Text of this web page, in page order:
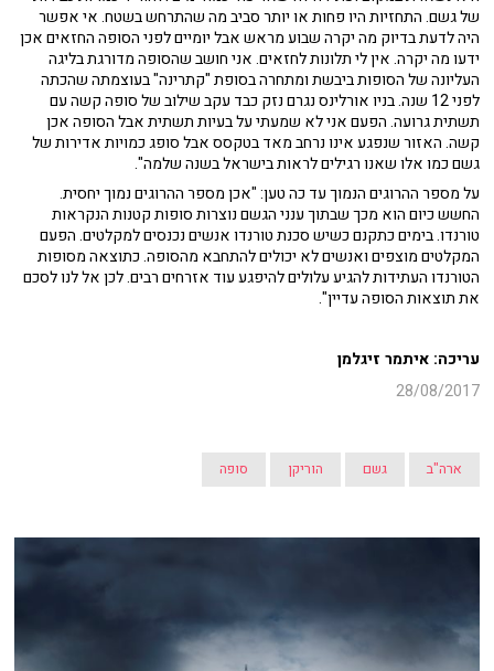
של גשם. התחזיות היו פחות או יותר סביב מה שהתרחש בשטח. אי אפשר
היה לדעת בדיוק מה יקרה שבוע מראש אבל יומיים לפני הסופה החזאים אכן
ידעו מה יקרה. אין לי תלונות לחזאים. אני חושב שהסופה מדורגת בליגה
העליונה של הסופות ביבשת ומתחרה בסופת "קתרינה" בעוצמתה שהכתה
לפני 12 שנה. בניו אורלינס נגרם נזק כבד עקב שילוב של סופה קשה עם
תשתית גרועה. הפעם אני לא שמעתי על בעיות תשתית אבל הסופה אכן
קשה. האזור שנפגע אינו נרחב מאד בטקסס אבל סופג כמויות אדירות של
גשם כמו אלו שאנו רגילים לראות בישראל בשנה שלמה".
על מספר ההרוגים הנמוך עד כה טען: "אכן מספר ההרוגים נמוך יחסית.
החשש כיום הוא מכך שבתוך ענני הגשם נוצרות סופות קטנות הנקראות
טורנדו. בימים כתקנם כשיש סכנת טורנדו אנשים נכנסים למקלטים. הפעם
המקלטים מוצפים ואנשים לא יכולים להתחבא מהסופה. כתוצאה מסופות
הטורנדו העתידות להגיע עלולים להיפגע עוד אזרחים רבים. לכן אל לנו לסכם
את תוצאות הסופה עדיין".
עריכה: איתמר זיגלמן
28/08/2017
ארה"ב גשם הוריקן סופה